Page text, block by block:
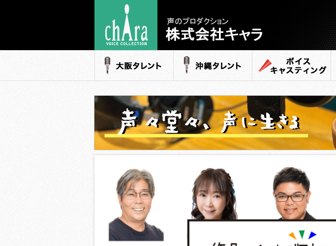
声のプロダクション
- 株式会社キャラ
大阪タレント 沖縄タレント ボイスキャスティング